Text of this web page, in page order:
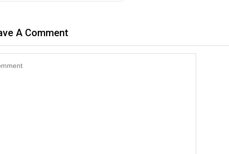
A Comment